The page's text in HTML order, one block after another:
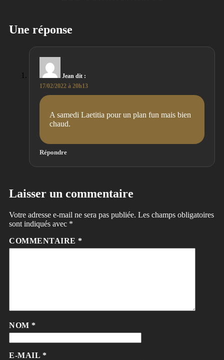
Une réponse
Jean dit :
17/02/2022 à 20h13
A samedi Laetitia pour un plan fun mais bien
chaud.
Répondre
Laisser un commentaire
Votre adresse e-mail ne sera pas publiée. Les champs obligatoires
sont indiqués avec *
COMMENTAIRE *
NOM *
E-MAIL *